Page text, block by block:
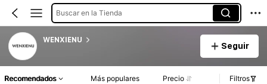
Buscar en la Tienda
WENXIENU
Seguir
Recomendados Más populares Precio Filtros